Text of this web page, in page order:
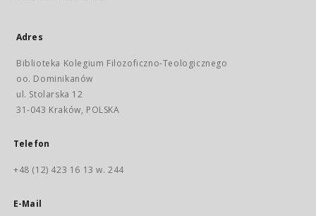
Adres
Biblioteka Kolegium Filozoficzno-Teologicznego
oo. Dominikanów
ul. Stolarska 12
31-043 Kraków, POLSKA
Telefon
+48 (12) 423 16 13 w. 244
E-Mail